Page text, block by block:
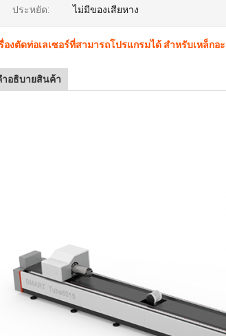
ประหยัด: ไม่มีของเสียหาง
องตัดท่อเลเซอร์ที่สามารถโปรแกรมได้ สําหรับเหล็กอ
าอธิบายสินค้า